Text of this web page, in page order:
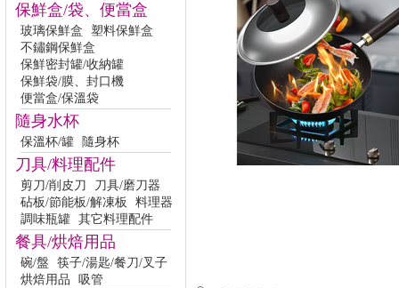
保鮮盒/袋、便當盒
玻璃保鮮盒
塑料保鮮盒
不鏽鋼保鮮盒
保鮮密封罐/收納罐
保鮮袋/膜、封口機
便當盒/保溫袋
隨身水杯
保溫杯/罐 隨身杯
刀具/料理配件
剪刀/削皮刀
刀具/磨刀器
砧板/節能板/解凍板
料理器
調味瓶罐 其它料理配件
餐具/烘焙用品
碗/盤
筷子/湯匙/餐刀/叉子
烘焙用品
吸管